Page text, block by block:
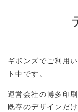
ギボンズでご利用
ト中です。
運営会社の博多印
既存のデザインだ